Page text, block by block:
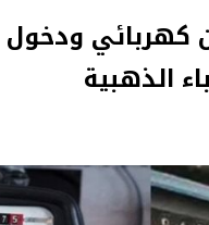
كهربائي
الذهبية